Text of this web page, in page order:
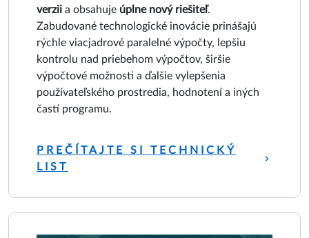
verzii a obsahuje úplne nový riešiteľ.
Zabudované technologické inovácie prinášajú
rýchle viacjadrové paralelné výpočty, lepšiu
kontrolu nad priebehom výpočtov, širšie
výpočtové možnosti a ďalšie vylepšenia
používateľského prostredia, hodnotení a iných
častí programu.
PREČÍTAJTE SI TECHNICKÝ
LIST